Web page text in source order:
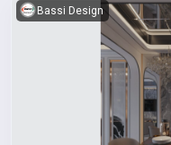
Bassi Design